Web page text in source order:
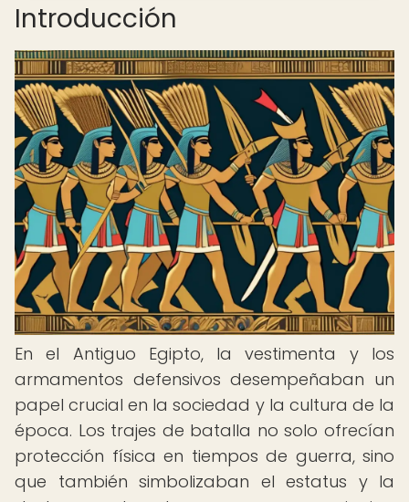
Introducción
En el Antiguo Egipto, la vestimenta y los
armamentos defensivos desempeñaban un
papel crucial en la sociedad y la cultura de la
época. Los trajes de batalla no solo ofrecían
protección física en tiempos de guerra, sino
que también simbolizaban el estatus y la